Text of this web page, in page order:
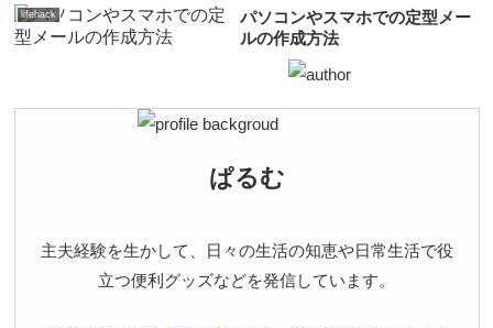
lifehack
パソコンやスマホでの定型メー
ルの作成方法
ぱるむ
主夫経験を生かして、日々の生活の知恵や日常生活で役
立つ便利グッズなどを発信しています。